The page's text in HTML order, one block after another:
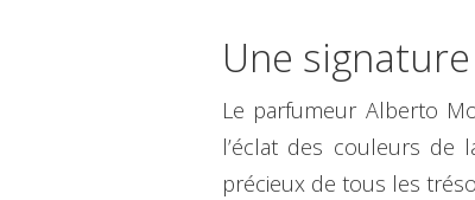
Une
Le parfumeur Alberto
l’éclat des couleurs de
précieux de tous les